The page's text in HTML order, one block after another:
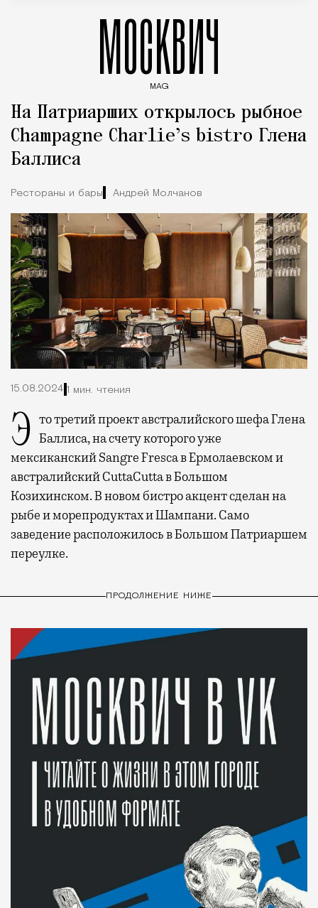
МОСКВИЧ
MAG
На Патриарших открылось рыбное
Champagne Charlie’s bistro Глена
Баллиса
Рестораны и бары Андрей Молчанов
15.08.2024 1 мин. чтения
Это третий проект австралийского шефа Глена Баллиса, на счету которого уже
мексиканский Sangre Fresca в Ермолаевском и
австралийский CuttaCutta вБольшом
Козихинском. В новом бистро акцент сделан на
рыбе и морепродуктах и Шампани. Само
заведение расположилось в Большом Патриаршем
переулке.
ПРОДОЛЖЕНИЕ НИЖЕ